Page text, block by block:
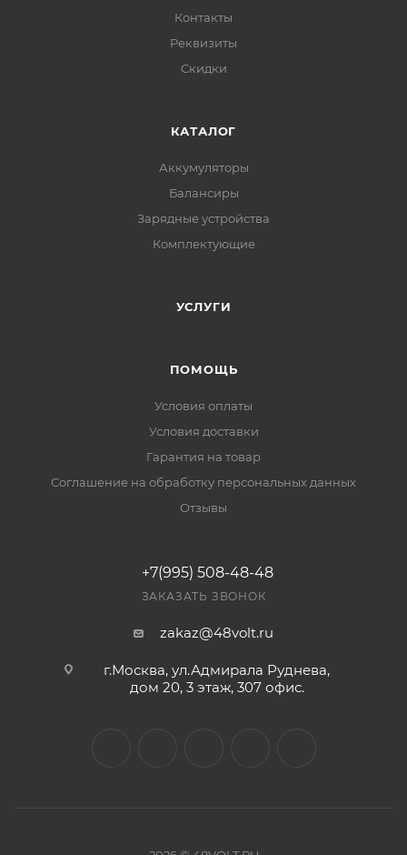
Контакты
Реквизиты
Скидки
КАТАЛОГ
Аккумуляторы
Балансиры
Зарядные устройства
Комплектующие
УСЛУГИ
ПОМОЩЬ
Условия оплаты
Условия доставки
Гарантия на товар
Соглашение на обработку персональных данных
Отзывы
+7(995) 508-48-48
ЗАКАЗАТЬ ЗВОНОК
zakaz@48volt.ru
г.Москва, ул.Адмирала Руднева,
дом 20, 3 этаж, 307 офис.